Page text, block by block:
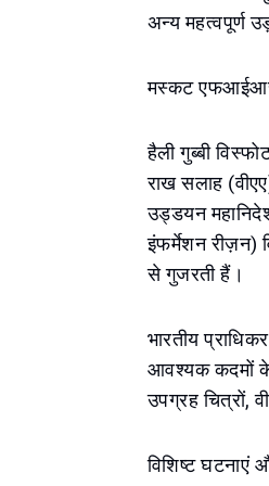
अन्य महत्वपूर्ण
मस्कट एफआईआर
हैली गुब्बी
राख सलाह
उड्डयन
इंफर्मेशन रीज़न)
से गुजरती हैं।
भारतीय
आवश्यक कदमों के
उपग्रह चित्रों,
विशिष्ट घटनाएं